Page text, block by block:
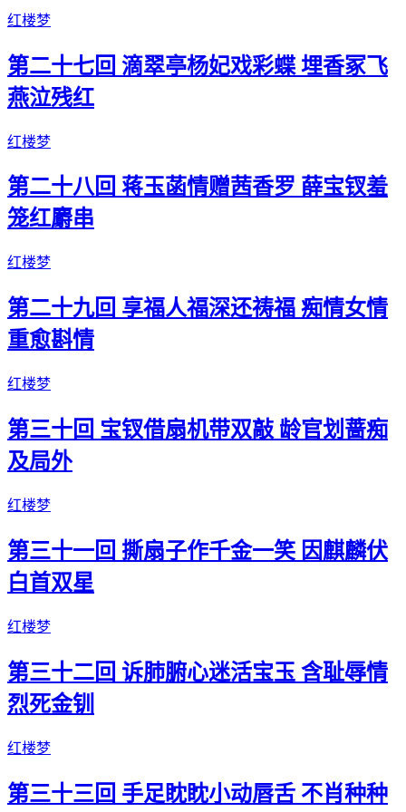
红楼梦
第二十七回 滴翠亭杨妃戏彩蝶 埋香冢飞
燕泣残红
红楼梦
第二十八回 蒋玉菡情赠茜香罗 薛宝钗羞
笼红麝串
红楼梦
第二十九回 享福人福深还祷福 痴情女情
重愈斟情
红楼梦
第三十回 宝钗借扇机带双敲 龄官划蔷痴
及局外
红楼梦
第三十一回 撕扇子作千金一笑 因麒麟伏
白首双星
红楼梦
第三十二回 诉肺腑心迷活宝玉 含耻辱情
烈死金钏
红楼梦
第三十三回 手足眈眈小动唇舌 不肖种种